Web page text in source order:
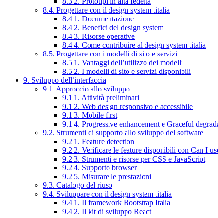
8.4. Progettare con il design system .italia
8.4.1. Documentazione
8.4.2. Benefici del design system
8.4.3. Risorse operative
8.4.4. Come contribuire al design system .italia
8.5. Progettare con i modelli di sito e servizi
8.5.1. Vantaggi dell’utilizzo dei modelli
8.5.2. I modelli di sito e servizi disponibili
9. Sviluppo dell’interfaccia
9.1. Approccio allo sviluppo
9.1.1. Attività preliminari
9.1.2. Web design responsivo e accessibile
9.1.3. Mobile first
9.1.4. Progressive enhancement e Graceful
9.2. Strumenti di supporto allo sviluppo del software
9.2.1. Feature detection
9.2.2. Verificare le feature disponibili con Can I
9.2.3. Strumenti e risorse per CSS e JavaScript
9.2.4. Supporto browser
9.2.5. Misurare le prestazioni
9.3. Catalogo del riuso
9.4. Sviluppare con il design system .italia
9.4.1. Il framework Bootstrap Italia
9.4.2. Il kit di sviluppo React